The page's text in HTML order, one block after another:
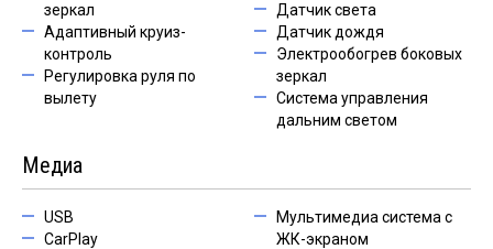
зеркал
Адаптивный круиз-
контроль
Регулировка руля по
вылету
Датчик света
Датчик дождя
Электрообогрев боковых
зеркал
Система управления
дальним светом
Медиа
USB
CarPlay
Мультимедиа система с
ЖК-экраном